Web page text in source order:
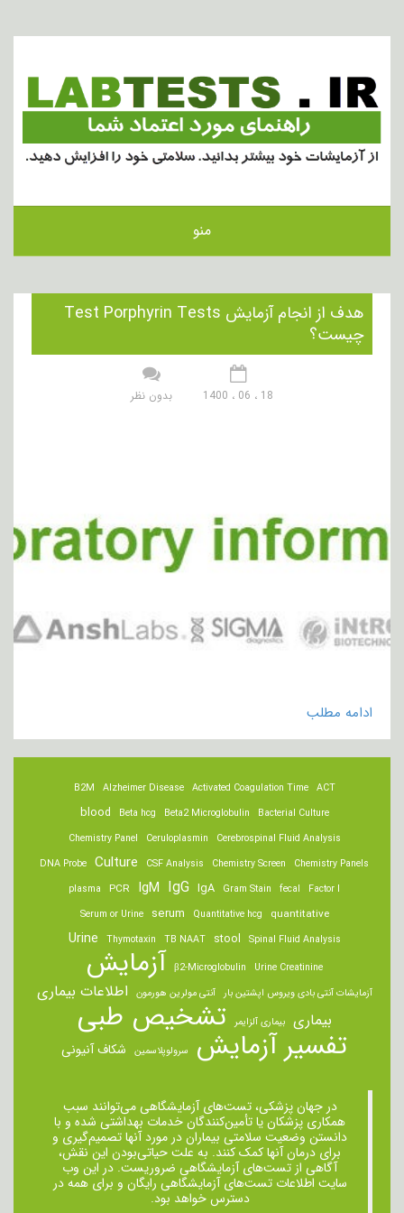
منو
هدف از انجام آزمایش Test Porphyrin Tests
چیست؟
18 ، 06 ، 1400 بدون نظر
ادامه مطلب
ACT
Activated Coagulation Time
Alzheimer Disease
B2M
Bacterial Culture
Beta2 Microglobulin
Beta hcg
blood
Cerebrospinal Fluid Analysis
Ceruloplasmin
Chemistry Panel
Chemistry Panels
Chemistry Screen
CSF Analysis
Culture
DNA Probe
Factor I
fecal
Gram Stain
IgA
IgG
IgM
PCR
plasma
quantitative
Quantitative hcg
serum
Serum or Urine
Spinal Fluid Analysis
stool
TB NAAT
Thymotaxin
Urine
Urine Creatinine
β2-Microglobulin آزمایش
آزمایشات آنتی بادی ویروس اپشتین بار آنتی مولرین هورمون اطلاعات بیماری
بیماری بیماری آلزایمر تشخیص طبی
تفسیر آزمایش سرولوپلاسمین شکاف آنیونی
در جهان پزشکی، تست‌های آزمایشگاهی می‌توانند سبب
همکاری پزشکان یا تأمین‌کنندگان خدمات بهداشتی شده و با
دانستن وضعیت سلامتی بیماران در مورد آنها تصمیم‌گیری و
برای درمان ‌آنها کمک کنند. به علت حیاتی‌بودن این نقش،
آگاهی از تست‌های آزمایشگاهی ضروریست. در این وب
سایت اطلاعات تست‌های آزمایشگاهی رایگان و برای همه در
دسترس خواهد بود.